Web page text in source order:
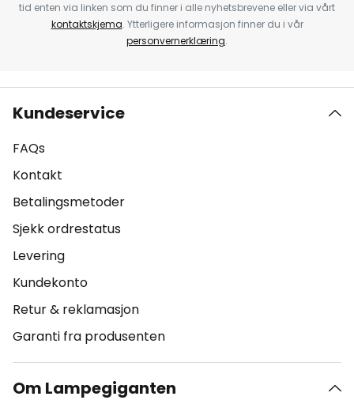
tid enten via linken som du finner i alle nyhetsbrevene eller via vårt
kontaktskjema. Ytterligere informasjon finner du i vår
personvernerklæring.
Kundeservice
FAQs
Kontakt
Betalingsmetoder
Sjekk ordrestatus
Levering
Kundekonto
Retur & reklamasjon
Garanti fra produsenten
Om Lampegiganten